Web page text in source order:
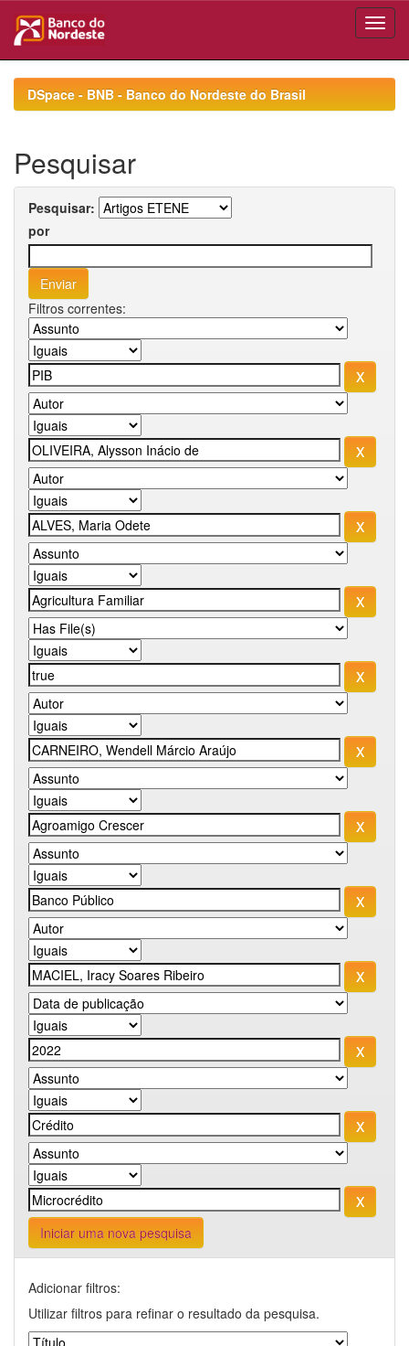
navigationDSpace - BNB - Banco do Nordeste do Brasil
Pesquisar
Pesquisar:
por
Filtros correntes:
Iniciar uma nova pesquisa
Adicionar filtros:
Utilizar filtros para refinar o resultado da pesquisa.